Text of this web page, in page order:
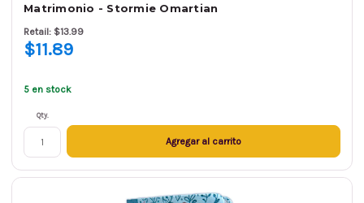
Matrimonio - Stormie Omartian
Retail: $13.99
$11.89
5 en stock
Qty.
Agregar al carrito